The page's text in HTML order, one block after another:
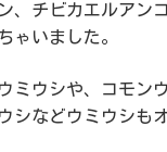
、チビカエルアン
ゃいました。
ミウシや、コモン
シなどウミウシも